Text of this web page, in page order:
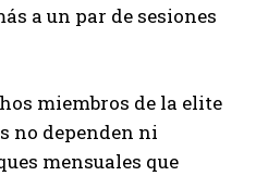
a un par de sesiones
miembros de la elite
no dependen ni
mensuales que